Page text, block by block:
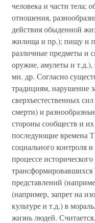
человека и части тела;
отношения,
действия обыденной
жилища и пр.); пищу и
различные предметы и
оружие, амулеты и
мн. др. Согласно
традициям, нарушение
сверхъестественных
смерти) и
стороны сообществ и
последующие времена
социального контроля
процессе исторического
представлений
(например, запрет на
культуре и т.д.) в
жизнь людей.